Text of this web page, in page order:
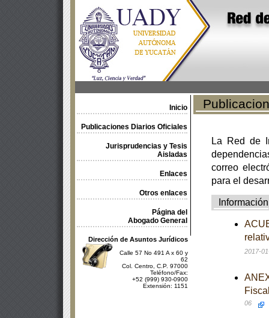
Inicio
Publicaciones Diarios Oficiales
Jurisprudencias y Tesis
Aisladas
Enlaces
Otros enlaces
Página del
Abogado General
Dirección de Asuntos Jurídicos
Calle 57 No 491 A x 60 y
62
Col. Centro, C.P. 97000
Teléfono/Fax:
+52 (999) 930-0900
Extensión: 1151
La Red de
correo
para el
Información
2017-
06